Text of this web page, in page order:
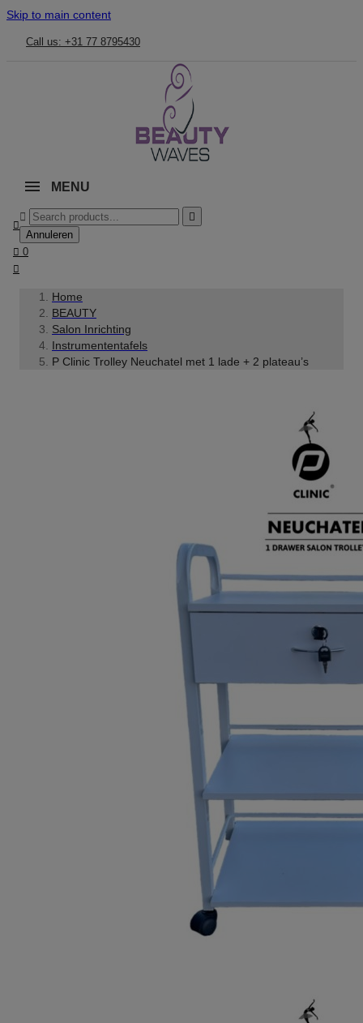
Skip to main content
Call us: +31 77 8795430
MENU



Annuleren
 0

Home
BEAUTY
Salon Inrichting
Instrumententafels
P Clinic Trolley Neuchatel met 1 lade + 2 plateau’s